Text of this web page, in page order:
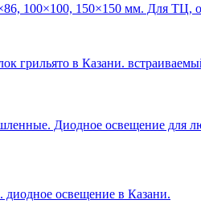
100×100, 150×150 мм. Для ТЦ,
грильято в Казани.
Диодное освещение для
освещение в Казани.